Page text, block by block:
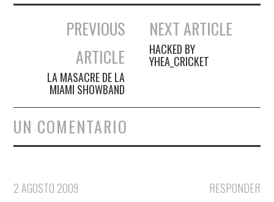
Navegación de entradas
PREVIOUS
ARTICLE
LA MASACRE DE LA
MIAMI SHOWBAND
NEXT ARTICLE
HACKED BY
YHEA_CRICKET
UN COMENTARIO
RESPONDER
2 AGOSTO 2009